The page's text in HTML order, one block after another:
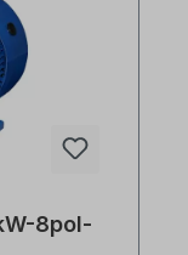
8pol-